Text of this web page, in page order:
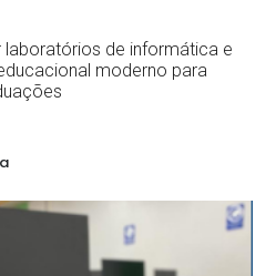
de informática e
moderno para